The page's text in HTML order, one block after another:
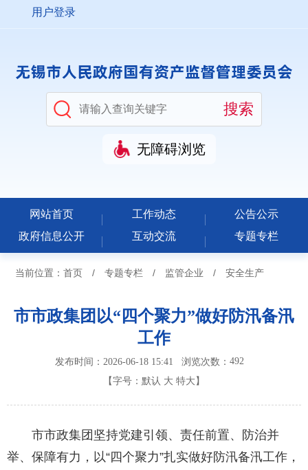
用户登录
无障碍浏览
网站首页 工作动态
公告公示
政府信息公开
互动交流 专题专栏
当前位置： 首页 / 专题专栏 / 监管企业 / 安全生产
市市政集团以“四个聚力”做好防汛备汛
工作
发布时间：2026-06-18 15:41 浏览次数： 492
【字号： 默认 大 特大 】
市市政集团坚持党建引领、责任前置、防治并
举、保障有力，以“四个聚力”扎实做好防汛备汛工作，